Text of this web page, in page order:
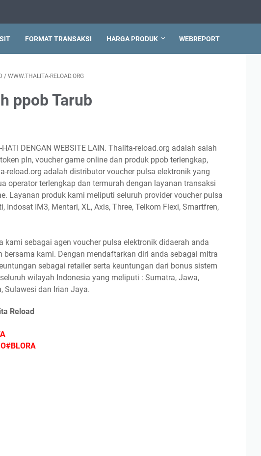
FORMAT TRANSAKSI HARGA PRODUK WEBREPORT
/ WWW.THALITA-RELOAD.ORG
ppob Tarub
HATI DENGAN WEBSITE LAIN. Thalita-reload.org adalah salah
pln, voucher game online dan produk ppob terlengkap,
reload.org adalah distributor voucher pulsa elektronik yang
operator terlengkap dan termurah dengan layanan transaksi
Layanan produk kami meliputi seluruh provider voucher pulsa
Indosat IM3, Mentari, XL, Axis, Three, Telkom Flexi, Smartfren,
sebagai agen voucher pulsa elektronik didaerah anda
kami. Dengan mendaftarkan diri anda sebagai mitra
sebagai retailer serta keuntungan dari bonus sistem
wilayah Indonesia yang meliputi : Sumatra, Jawa,
Sulawesi dan Irian Jaya.
Reload